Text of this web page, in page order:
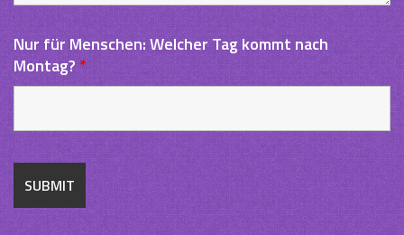
Nur für Menschen: Welcher Tag kommt nach
Montag?*